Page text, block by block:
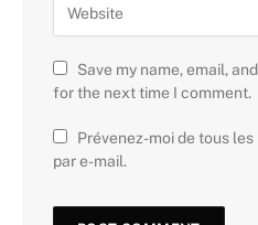
Save my name, email,
for the next time I comment.
Prévenez-moi de tous
par e-mail.